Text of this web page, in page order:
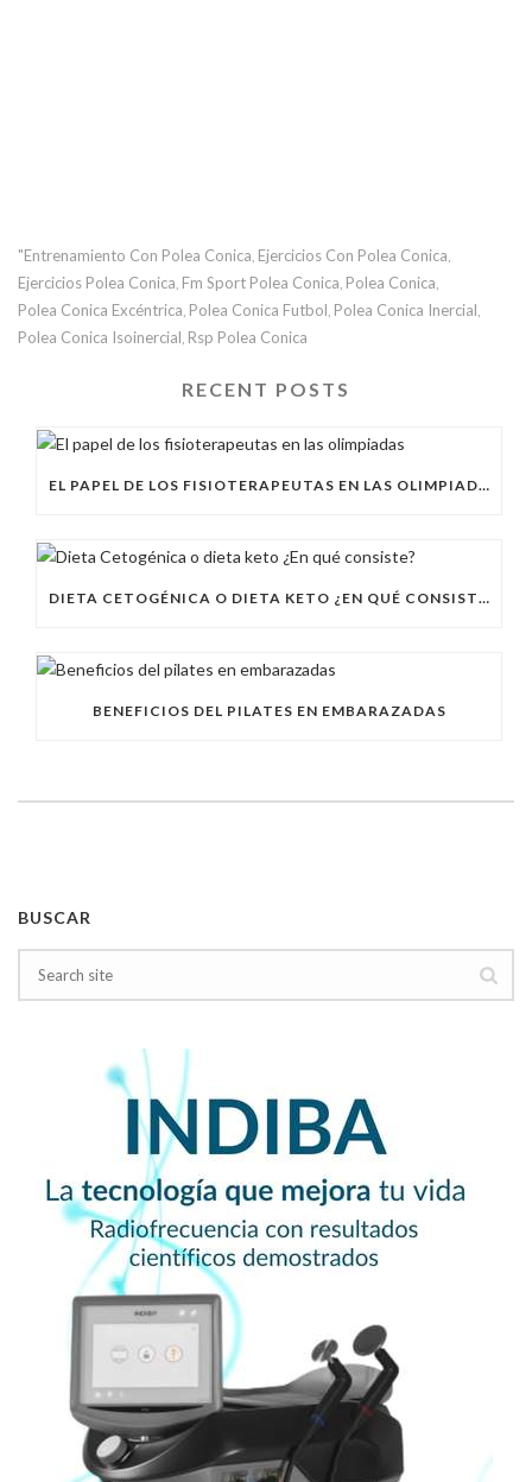
"entrenamiento Con Polea Conica Ejercicios Con Polea Conica
Ejercicios Polea Conica Fm Sport Polea Conica Polea Conica
Polea Conica Excéntrica Polea Conica Futbol Polea Conica Inercial
Polea Conica Isoinercial Rsp Polea Conica
RECENT POSTS
EL PAPEL DE LOS FISIOTERAPEUTAS EN LAS OLIMPIADAS
DIETA CETOGÉNICA O DIETA KETO ¿EN QUÉ CONSISTE?
BENEFICIOS DEL PILATES EN EMBARAZADAS
BUSCAR